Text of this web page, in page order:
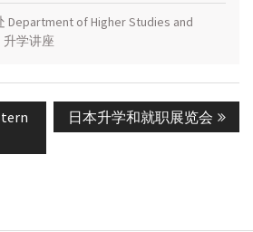
Department of Higher Studies and
升学讲座
Next
post:
日本升学和就职展览会